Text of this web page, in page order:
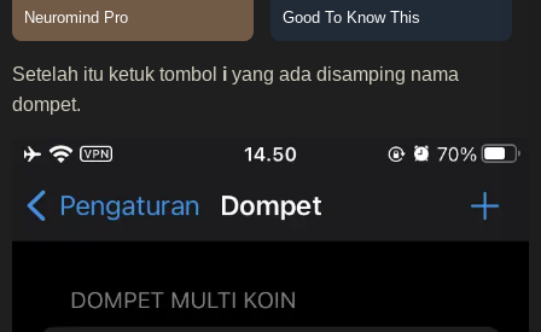
Setelah itu ketuk tombol i yang ada disamping nama
dompet.